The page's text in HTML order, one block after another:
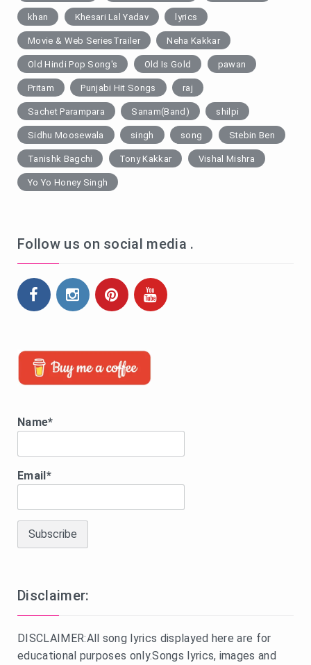
khan Khesari Lal Yadav lyrics
Movie & Web SeriesTrailer Neha Kakkar
Old Hindi Pop Song's Old Is Gold pawan
Pritam Punjabi Hit Songs raj
Sachet Parampara Sanam(Band) shilpi
Sidhu Moosewala singh song Stebin Ben
Tanishk Bagchi Tony Kakkar Vishal Mishra
Yo Yo Honey Singh
Follow us on social media .
Name*
Email*
Disclaimer:
DISCLAIMER:All song lyrics displayed here are for
educational purposes only.Songs lyrics, images and